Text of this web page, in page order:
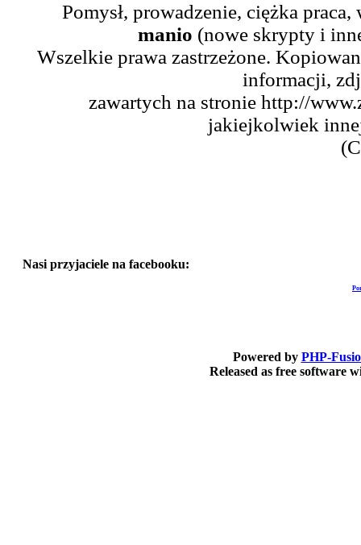
Pomysł, prowadzenie, ciężka
manio (nowe skrypty i
Wszelkie prawa zastrzeżone.
informacji,
zawartych na stronie http://
jakiejkolwiek
Nasi przyjaciele na facebooku:
Powered by PHP-
Released as free software